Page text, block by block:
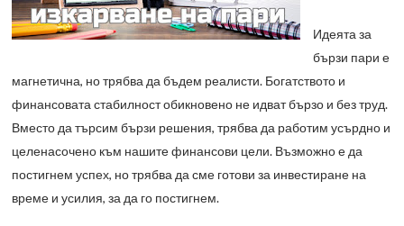
Идеята за
бързи пари е
магнетична, но трябва да бъдем реалисти. Богатството и
финансовата стабилност обикновено не идват бързо и без труд.
Вместо да търсим бързи решения, трябва да работим усърдно и
целенасочено към нашите финансови цели. Възможно е да
постигнем успех, но трябва да сме готови за инвестиране на
време и усилия, за да го постигнем.